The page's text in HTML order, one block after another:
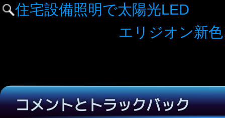
住宅設備照明で太陽光LED
エリジオン新
コメントとトラックバック